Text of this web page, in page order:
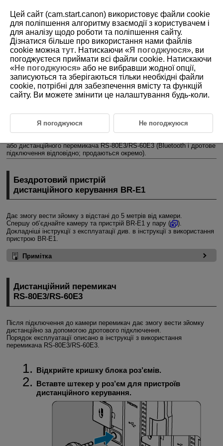
D388-140
Зйомка з дистанційним
керуванням
Бездротовий пристрій дистанційного керуванняBR-E1
Дистанційний перемикачRS-80E3/RS-60E3
Зйомку з дистанційним керуванням можна здійснювати за
або дистанційного перемикача RS-80E3/RS-60E3(Bluetooth і дротове
підключення відповідно; продаються окремо).
Бездротовий пристрій
дистанційного керування BR-E1
Дає змогу вести зйомку з відстані до 5 метрів від камери.
Спершу об’єднайте камеру та пристрій BR-E1у пару (
).
Докладніші інструкції з експлуатації див. в інструкції з використання
пристрою BR-E1.
Примітка
Дистанційний перемикач
RS-80E3/RS-60E3
Після підключення до камери перемикач дає змогу вести зйомку
дистанційно за допомогою дротового підключення.
Порядок експлуатації описано в інструкції з використання
перемикача RS-80E3/RS-60E3.
Відкрийте кришку блока роз’ємів.
Вставте штекер у роз’єм для пристроїв
дистанційного керування.
Цей сайт (cam.start.canon) використовує файли cookie
для поліпшення алгоритму взаємодії з користувачем і
для аналізу щодо роботи та поліпшення сайту.
Дізнатися більше про використання нами файлів
cookie можна тут. Натискаючи «Я погоджуюся», ви
погоджуєтеся приймати всі файли cookie. Натискаючи
«Не погоджуюся» або не вибравши жодної опції,
записуються та зберігаються тільки необхідні файли
cookie, потрібні для забезпечення вмісту та функцій
сайту. Ви можете змінити це налаштування будь-коли.
Я погоджуюся Не погоджуюся